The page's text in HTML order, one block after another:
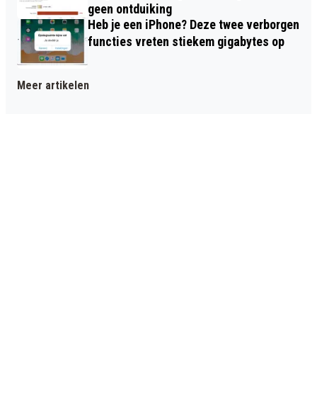
geen ontduiking
Heb je een iPhone? Deze twee verborgen
functies vreten stiekem gigabytes op
Meer artikelen